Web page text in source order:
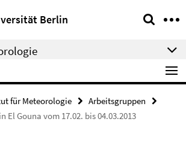
Berlin
für Meteorologie
Arbeitsgruppen
El Gouna vom 17.02. bis 04.03.2013